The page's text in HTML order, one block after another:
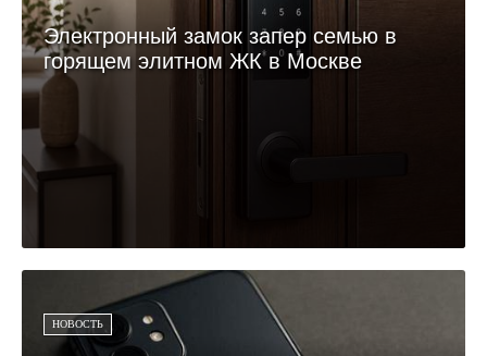
Электронный замок запер семью в
горящем элитном ЖК в Москве
НОВОСТЬ